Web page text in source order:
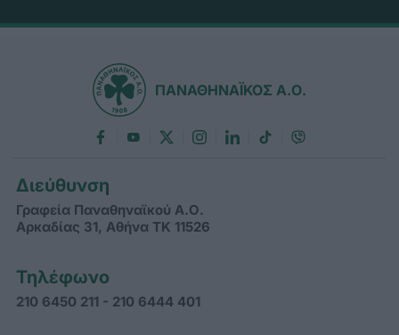
ΠΑΝΑΘΗΝΑΪΚΟΣ Α.Ο.
Διεύθυνση
Γραφεία Παναθηναϊκού Α.Ο.
Αρκαδίας 31, Αθήνα ΤΚ 11526
Τηλέφωνο
210 6450 211 - 210 6444 401